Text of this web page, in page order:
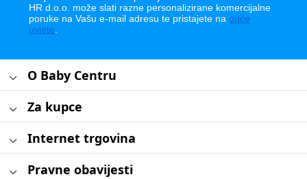
HR d.o.o. može slati razne personalizirane komercijalne
poruke na Vašu e-mail adresu te pristajete na opće
uvjete
O Baby Centru
Za kupce
Internet trgovina
Pravne obavijesti